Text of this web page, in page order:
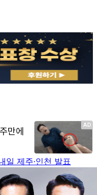
제주·인천 발표